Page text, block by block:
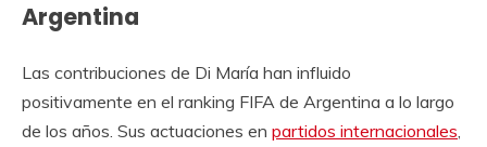
Argentina
Las contribuciones de Di María han influido
positivamente en el ranking FIFA de Argentina a lo largo
de los años. Sus actuaciones en partidos internacionales